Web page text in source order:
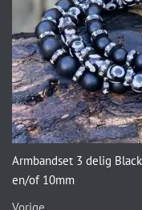
Armbandset 3 delig
en/of 10mm